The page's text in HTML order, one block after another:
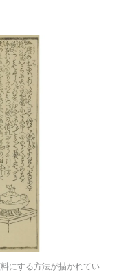
にする方法が描かれてい